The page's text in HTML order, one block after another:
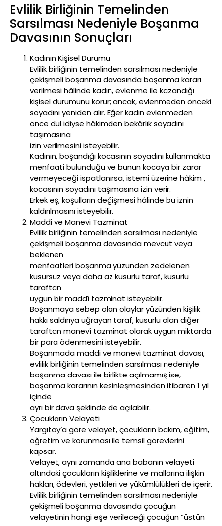
Evlilik Birliğinin Temelinden
Sarsılması Nedeniyle Boşanma
Davasının Sonuçları
Kadının Kişisel Durumu
Evlilik birliğinin temelinden sarsılması nedeniyle
çekişmeli boşanma davasında boşanma kararı
verilmesi hâlinde kadın, evlenme ile kazandığı
kişisel durumunu korur; ancak, evlenmeden önceki
soyadını yeniden alır. Eğer kadın evlenmeden
önce dul idiyse hâkimden bekârlık soyadını
taşımasına
izin verilmesini isteyebilir.
Kadının, boşandığı kocasının soyadını kullanmakta
menfaati bulunduğu ve bunun kocaya bir zarar
vermeyeceği ispatlanırsa, istemi üzerine hâkim ,
kocasının soyadını taşımasına izin verir.
Erkek eş, koşulların değişmesi hâlinde bu iznin
kaldırılmasını isteyebilir.
Maddi ve Manevi Tazminat
Evlilik birliğinin temelinden sarsılması nedeniyle
çekişmeli boşanma davasında mevcut veya
beklenen
menfaatleri boşanma yüzünden zedelenen
kusursuz veya daha az kusurlu taraf, kusurlu
taraftan
uygun bir maddî tazminat isteyebilir.
Boşanmaya sebep olan olaylar yüzünden kişilik
hakkı saldırıya uğrayan taraf, kusurlu olan diğer
taraftan manevî tazminat olarak uygun miktarda
bir para ödenmesini isteyebilir.
Boşanmada maddi ve manevi tazminat davası,
evlilik birliğinin temelinden sarsılması nedeniyle
boşanma davası ile birlikte açılmamış ise,
boşanma kararının kesinleşmesinden itibaren 1 yıl
içinde
ayrı bir dava şeklinde de açılabilir.
Çocukların Velayeti
Yargıtay’a göre velayet, çocukların bakım, eğitim,
öğretim ve korunması ile temsil görevlerini
kapsar.
Velayet, aynı zamanda ana babanın velayeti
altındaki çocukların kişiliklerine ve mallarına ilişkin
hakları, ödevleri, yetkileri ve yükümlülükleri de içerir.
Evlilik birliğinin temelinden sarsılması nedeniyle
çekişmeli boşanma davasında çocuğun
velayetinin hangi eşe verileceği çocuğun “üstün